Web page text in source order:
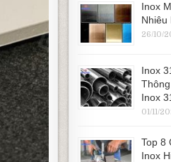
Inox
Nhiêu
26/10/
Inox
Inox
01/11/
Top 8
Inox